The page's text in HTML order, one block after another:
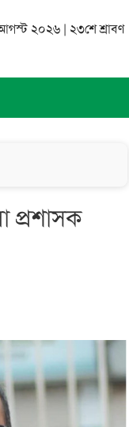
২০২৬ | ২৩শে শ্রাবণ
প্রশাসক